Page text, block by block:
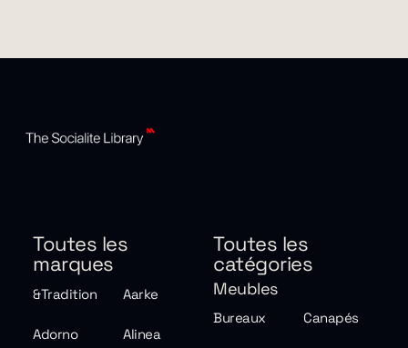
Toutes les
marques
&Tradition Aarke
Adorno Alinea
Toutes les
catégories
Meubles
Bureaux Canapés